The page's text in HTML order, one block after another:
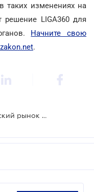
таких изменениях на
решение LIGA360 для
Начните свою
.
НБУ открыл новый путь на банковский рынок для социально ориентированных учреждений